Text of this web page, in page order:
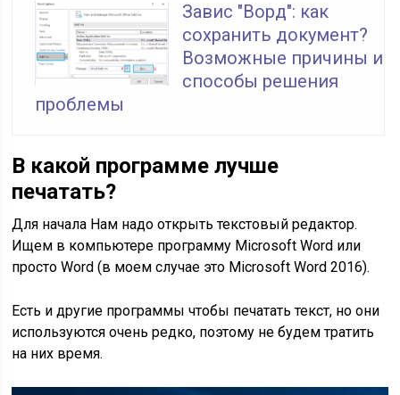
Завис "Ворд": как
сохранить документ?
Возможные причины и
способы решения
проблемы
В какой программе лучше
печатать?
Для начала Нам надо открыть текстовый редактор.
Ищем в компьютере программу Microsoft Word или
просто Word (в моем случае это Microsoft Word 2016).
Есть и другие программы чтобы печатать текст, но они
используются очень редко, поэтому не будем тратить
на них время.